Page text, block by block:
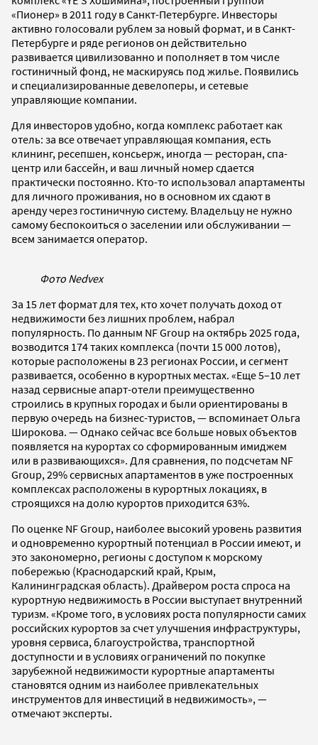
«Пионер» в 2011 году в Санкт-Петербурге. Инвесторы
активно голосовали рублем за новый формат, и в Санкт-
Петербурге и ряде регионов он действительно
развивается цивилизованно и пополняет в том числе
гостиничный фонд, не маскируясь под жилье. Появились
и специализированные девелоперы, и сетевые
управляющие компании.
Для инвесторов удобно, когда комплекс работает как
отель: за все отвечает управляющая компания, есть
клининг, ресепшен, консьерж, иногда — ресторан, спа-
центр или бассейн, и ваш личный номер сдается
практически постоянно. Кто-то использовал апартаменты
для личного проживания, но в основном их сдают в
аренду через гостиничную систему. Владельцу не нужно
самому беспокоиться о заселении или обслуживании —
всем занимается оператор.
Фото Nedvex
За 15 лет формат для тех, кто хочет получать доход от
недвижимости без лишних проблем, набрал
популярность. По данным NF Group на октябрь 2025 года,
возводится 174 таких комплекса (почти 15 000 лотов),
которые расположены в 23 регионах России, и сегмент
развивается, особенно в курортных местах. «Еще 5–10 лет
назад сервисные апарт-отели преимущественно
строились в крупных городах и были ориентированы в
первую очередь на бизнес-туристов, — вспоминает Ольга
Широкова. — Однако сейчас все больше новых объектов
появляется на курортах со сформированным имиджем
или в развивающихся». Для сравнения, по подсчетам NF
Group, 29% сервисных апартаментов в уже построенных
комплексах расположены в курортных локациях, в
строящихся на долю курортов приходится 63%.
По оценке NF Group, наиболее высокий уровень развития
и одновременно курортный потенциал в России имеют, и
это закономерно, регионы с доступом к морскому
побережью (Краснодарский край, Крым,
Калининградская область). Драйвером роста спроса на
курортную недвижимость в России выступает внутренний
туризм. «Кроме того, в условиях роста популярности самих
российских курортов за счет улучшения инфраструктуры,
уровня сервиса, благоустройства, транспортной
доступности и в условиях ограничений по покупке
зарубежной недвижимости курортные апартаменты
становятся одним из наиболее привлекательных
инструментов для инвестиций в недвижимость», —
отмечают эксперты.